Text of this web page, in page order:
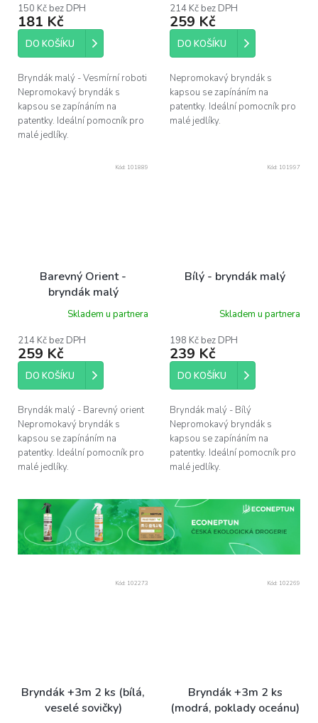
150 Kč bez DPH
181 Kč
DO KOŠÍKU
Bryndák malý - Vesmírní roboti
Nepromokavý bryndák s
kapsou se zapínáním na
patentky. Ideální pomocník pro
malé jedlíky.
produktu
je
5,0
5
214 Kč bez DPH
259 Kč
DO KOŠÍKU
Nepromokavý bryndák s
kapsou se zapínáním na
patentky. Ideální pomocník pro
malé jedlíky.
Barevný Orient -
bryndák malý
Skladem u partnera
214 Kč bez DPH
259 Kč
DO KOŠÍKU
Bryndák malý - Barevný orient
Nepromokavý bryndák s
kapsou se zapínáním na
patentky. Ideální pomocník pro
malé jedlíky.
Kód: 101889
Bílý - bryndák malý
Skladem u partnera
198 Kč bez DPH
239 Kč
DO KOŠÍKU
Bryndák malý - Bílý
Nepromokavý bryndák s
kapsou se zapínáním na
patentky. Ideální pomocník pro
malé jedlíky.
Kód: 101997
Bryndák +3m 2 ks (bílá,
veselé sovičky)
Kód: 102273
Bryndák +3m 2 ks
(modrá, poklady oceánu)
Kód: 102269